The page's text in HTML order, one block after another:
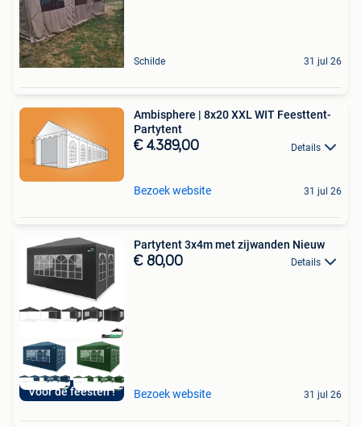
Schilde 31 jul 26
Ambisphere | 8x20 XXL WIT Feesttent-
Partytent
€ 4.389,00 Details
Bezoek website 31 jul 26
Voor de feesten !
Partytent 3x4m met zijwanden Nieuw
€ 80,00 Details
Bezoek website 31 jul 26